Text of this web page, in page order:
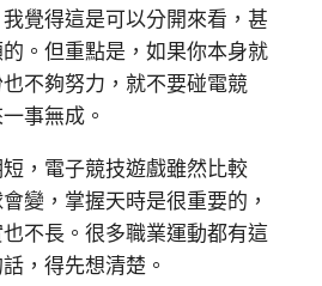
覺得這是可以分開來看，甚
。但重點是，如果你本身就
不夠努力，就不要碰電競
事無成。
，電子競技遊戲雖然比較
變，掌握天時是很重要的，
不長。很多職業運動都有這
，得先想清楚。